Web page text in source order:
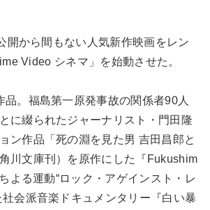
開から間もない人気新作映画をレン
Video シネマ」を始動させた。
品。福島第一原発事故の関係者90人
に綴られたジャーナリスト・門田隆
ン作品「死の淵を見た男 吉田昌郎と
川文庫刊）を原作にした『Fukushim
よる運動“ロック・アゲインスト・レ
社会派音楽ドキュメンタリー『白い暴